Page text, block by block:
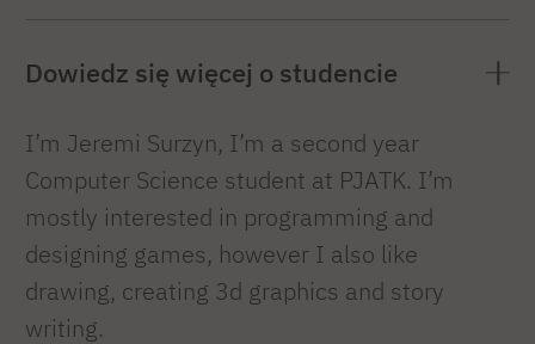
Dowiedz się więcej o studencie
I’m Jeremi Surzyn, I’m a second year
Computer Science student at PJATK. I’m
mostly interested in programming and
designing games, however I also like
drawing, creating 3d graphics and story
writing.